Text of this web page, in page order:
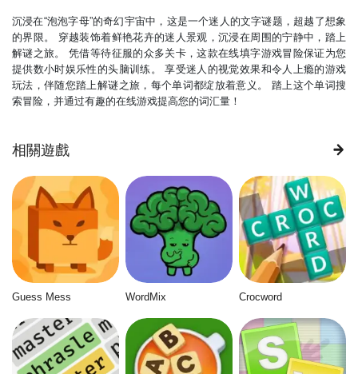
沉浸在“泡泡字母”的奇幻宇宙中，这是一个迷人的文字谜题，超越了想象
的界限。 穿越装饰着鲜艳花卉的迷人景观，沉浸在周围的宁静中，踏上
解谜之旅。 凭借等待征服的众多关卡，这款在线填字游戏冒险保证为您
提供数小时娱乐性的头脑训练。 享受迷人的视觉效果和令人上瘾的游戏
玩法，伴随您踏上解谜之旅，每个单词都绽放着意义。 踏上这个单词搜
索冒险，并通过有趣​​的在线游戏提高您的词汇量！
相關遊戲
Guess Mess WordMix Crocword